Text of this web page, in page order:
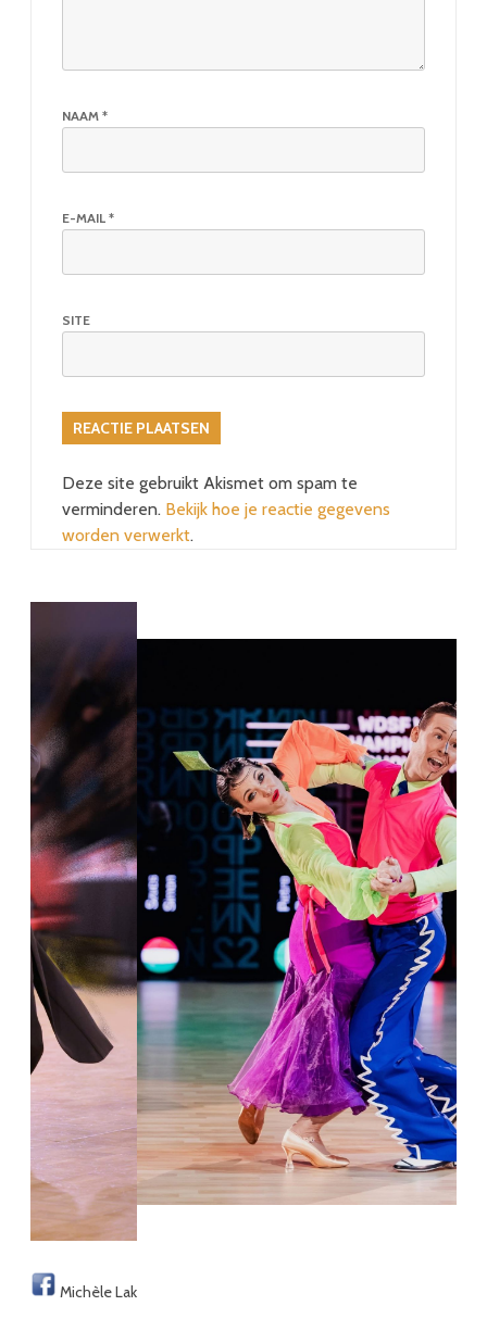
NAAM *
E-MAIL *
SITE
Deze site gebruikt Akismet om spam te
verminderen. Bekijk hoe je reactie gegevens
worden verwerkt.
Michèle Lak